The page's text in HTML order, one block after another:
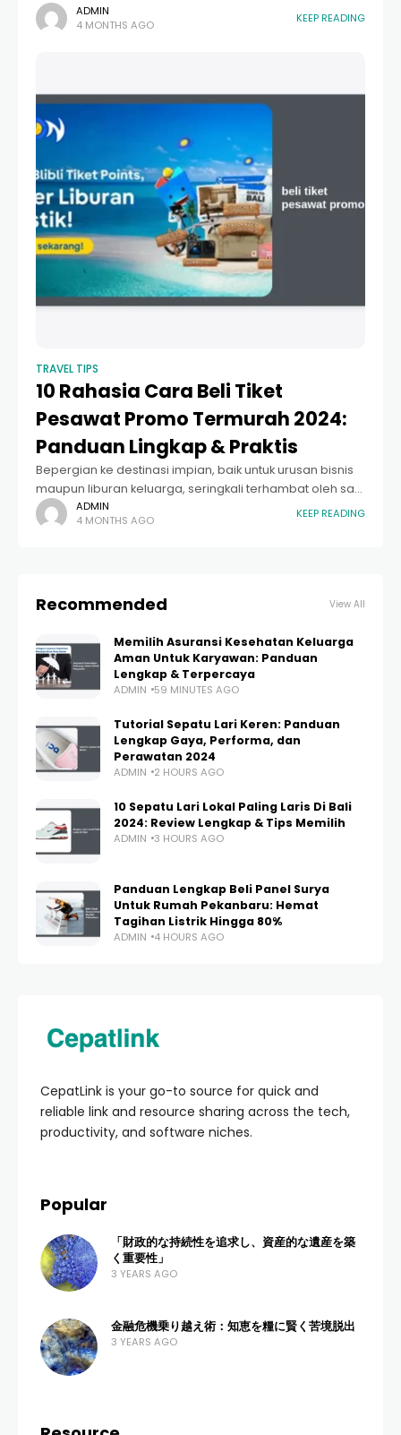
tergiur melihat iklan penerbangan Jakarta-Singapura
hanya dengan harga beberapa ratus ribu rupiah saja?
ADMIN
4 MONTHS AGO
KEEP READING
TRAVEL TIPS
10 Rahasia Cara Beli Tiket
Pesawat Promo Termurah 2024:
Panduan Lingkap & Praktis
Bepergian ke destinasi impian, baik untuk urusan bisnis
maupun liburan keluarga, seringkali terhambat oleh satu
faktor utama: biaya transportasi. Namun, tahukah Anda
bahwa harga tiket yang Anda lihat hari ini
ADMIN
4 MONTHS AGO
KEEP READING
Recommended View All
Memilih Asuransi Kesehatan Keluarga
Aman Untuk Karyawan: Panduan
Lengkap & Terpercaya
ADMIN 59 MINUTES AGO
Tutorial Sepatu Lari Keren: Panduan
Lengkap Gaya, Performa, dan
Perawatan 2024
ADMIN 2 HOURS AGO
10 Sepatu Lari Lokal Paling Laris Di Bali
2024: Review Lengkap & Tips Memilih
ADMIN 3 HOURS AGO
Panduan Lengkap Beli Panel Surya
Untuk Rumah Pekanbaru: Hemat
Tagihan Listrik Hingga 80%
ADMIN 4 HOURS AGO
CepatLink is your go-to source for quick and
reliable link and resource sharing across the tech,
productivity, and software niches.
Popular
「財政的な持続性を追求し、資産的な遺産を築
く重要性」
3 YEARS AGO
金融危機乗り越え術：知恵を糧に賢く苦境脱出
3 YEARS AGO